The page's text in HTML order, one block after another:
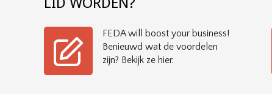
FEDA will boost your business!
Benieuwd wat de voordelen
zijn? Bekijk ze hier.